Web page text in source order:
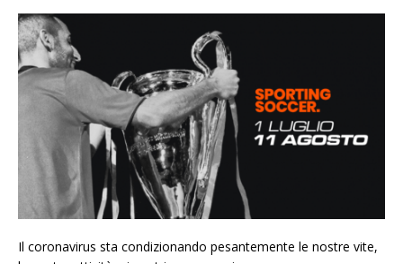
Il coronavirus sta condizionando pesantemente le nostre vite,